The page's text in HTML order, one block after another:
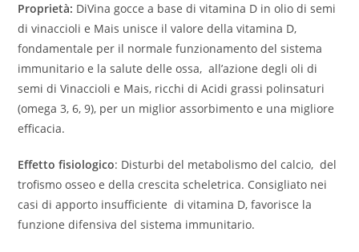
Proprietà: DiVina gocce a base di vitamina D in olio di semi
di vinaccioli e Mais unisce il valore della vitamina D,
fondamentale per il normale funzionamento del sistema
immunitario e la salute delle ossa, all’azione degli oli di
semi di Vinaccioli e Mais, ricchi di Acidi grassi polinsaturi
(omega 3, 6, 9), per un miglior assorbimento e una migliore
efficacia.
Effetto fisiologico: Disturbi del metabolismo del calcio, del
trofismo osseo e della crescita scheletrica. Consigliato nei
casi di apporto insufficiente di vitamina D, favorisce la
funzione difensiva del sistema immunitario.